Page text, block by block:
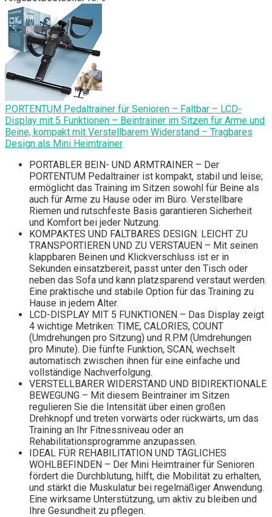
PORTENTUM Pedaltrainer für Senioren – Faltbar – LCD-
Display mit 5 Funktionen – Beintrainer im Sitzen für Arme und
Beine, kompakt mit Verstellbarem Widerstand – Tragbares
Design als Mini Heimtrainer
PORTABLER BEIN- UND ARMTRAINER – Der
PORTENTUM Pedaltrainer ist kompakt, stabil und leise;
ermöglicht das Training im Sitzen sowohl für Beine als
auch für Arme zu Hause oder im Büro. Verstellbare
Riemen und rutschfeste Basis garantieren Sicherheit
und Komfort bei jeder Nutzung.
KOMPAKTES UND FALTBARES DESIGN: LEICHT ZU
TRANSPORTIEREN UND ZU VERSTAUEN – Mit seinen
klappbaren Beinen und Klickverschluss ist er in
Sekunden einsatzbereit, passt unter den Tisch oder
neben das Sofa und kann platzsparend verstaut werden.
Eine praktische und stabile Option für das Training zu
Hause in jedem Alter.
LCD-DISPLAY MIT 5 FUNKTIONEN – Das Display zeigt
4 wichtige Metriken: TIME, CALORIES, COUNT
(Umdrehungen pro Sitzung) und R.P.M (Umdrehungen
pro Minute). Die fünfte Funktion, SCAN, wechselt
automatisch zwischen ihnen für eine einfache und
vollständige Nachverfolgung.
VERSTELLBARER WIDERSTAND UND BIDIREKTIONALE
BEWEGUNG – Mit diesem Beintrainer im Sitzen
regulieren Sie die Intensität über einen großen
Drehknopf und treten vorwärts oder rückwärts, um das
Training an Ihr Fitnessniveau oder an
Rehabilitationsprogramme anzupassen.
IDEAL FÜR REHABILITATION UND TÄGLICHES
WOHLBEFINDEN – Der Mini Heimtrainer für Senioren
fördert die Durchblutung, hilft, die Mobilität zu erhalten,
und stärkt die Muskulatur bei regelmäßiger Anwendung.
Eine wirksame Unterstützung, um aktiv zu bleiben und
Ihre Gesundheit zu pflegen.